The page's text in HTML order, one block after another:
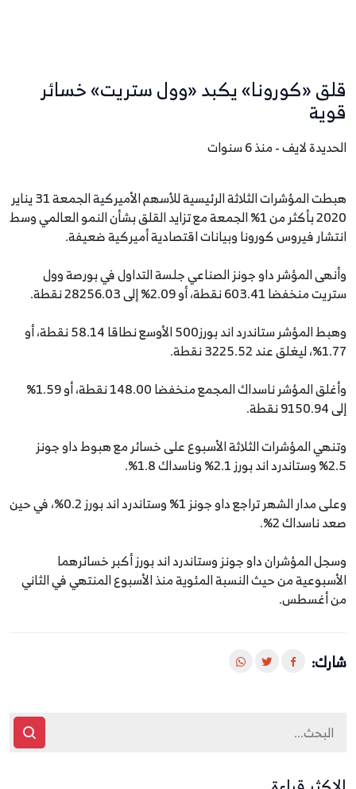
قلق «كورونا» يكبد «وول ستريت» خسائر
قوية
الحديدة لايف - منذ 6 سنوات
هبطت المؤشرات الثلاثة الرئيسية للأسهم الأميركية الجمعة 31 يناير
2020 بأكثر من 1% الجمعة مع تزايد القلق بشأن النمو العالمي وسط
انتشار فيروس كورونا وبيانات اقتصادية أميركية ضعيفة.
وأنهى المؤشر داو جونز الصناعي جلسة التداول في بورصة وول
ستريت منخفضا 603.41 نقطة، أو 2.09% إلى 28256.03 نقطة.
وهبط المؤشر ستاندرد اند بورز500 الأوسع نطاقا 58.14 نقطة، أو
1.77%، ليغلق عند 3225.52 نقطة.
وأغلق المؤشر ناسداك المجمع منخفضا 148.00 نقطة، أو 1.59%
إلى 9150.94 نقطة.
وتنهي المؤشرات الثلاثة الأسبوع على خسائر مع هبوط داو جونز
2.5% وستاندرد اند بورز 2.1% وناسداك 1.8%.
وعلى مدار الشهر تراجع داو جونز 1% وستاندرد اند بورز 0.2%، في حين
صعد ناسداك 2%.
وسجل المؤشران داو جونز وستاندرد اند بورز أكبر خسائرهما
الأسبوعية من حيث النسبة المئوية منذ الأسبوع المنتهي في الثاني
من أغسطس.
شارك: